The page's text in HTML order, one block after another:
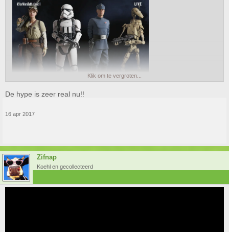
Klik om te vergroten...
De hype is zeer real nu!!
16 apr 2017
Zifnap
Koehl en gecollecteerd